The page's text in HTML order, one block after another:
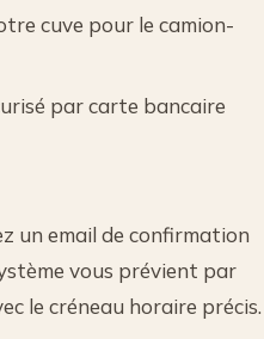
cuve pour le camion-
par carte bancaire
un email de confirmation
vous prévient par
le créneau horaire précis.